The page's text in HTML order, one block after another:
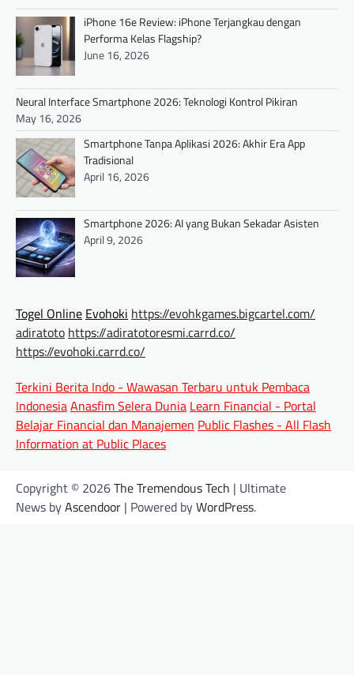
iPhone 16e Review: iPhone Terjangkau dengan
Performa Kelas Flagship?
June 16, 2026
Neural Interface Smartphone 2026: Teknologi Kontrol Pikiran
May 16, 2026
Smartphone Tanpa Aplikasi 2026: Akhir Era App
Tradisional
April 16, 2026
Smartphone 2026: AI yang Bukan Sekadar Asisten
April 9, 2026
Togel Online Evohoki https://evohkgames.bigcartel.com/
adiratoto https://adiratotoresmi.carrd.co/
https://evohoki.carrd.co/
Terkini Berita Indo - Wawasan Terbaru untuk Pembaca
IndonesiaAnasfim Selera Dunia Learn Financial - Portal
Belajar Financial dan Manajemen Public Flashes - All Flash
Information at Public Places
Copyright © 2026The Tremendous Tech | Ultimate
News byAscendoor | Powered byWordPress.